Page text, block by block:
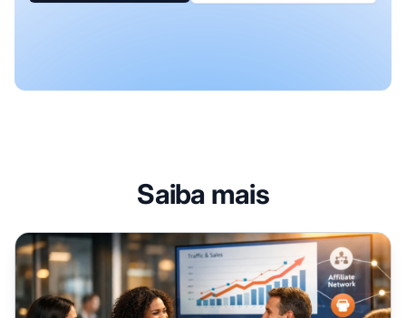
Saiba mais
Como Encontrar Anunciantes para Marketing de Afiliados